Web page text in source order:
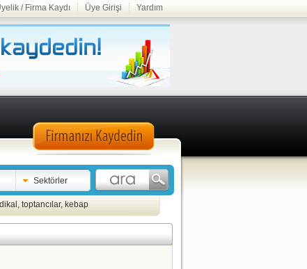
/ Firma Kaydı Üye Girişi Yardım
Sektörler
, toptancılar, kebap